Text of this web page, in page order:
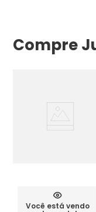
Compre
Você está vendo